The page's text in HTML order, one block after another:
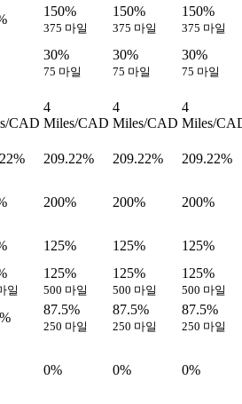
150%
375 마일
150%
375 마일
150%
375 마일
30%
75 마일
30%
75 마일
30%
75 마일
CAD
4
Miles/CAD
4
Miles/CAD
4
Miles/
209.22% 209.22%
209.22%
200% 200% 200%
125% 125% 125%
일
125%
500 마일
125%
500 마일
125%
500 마일
87.5%
250 마일
87.5%
250 마일
87.5%
250 마일
0% 0% 0%